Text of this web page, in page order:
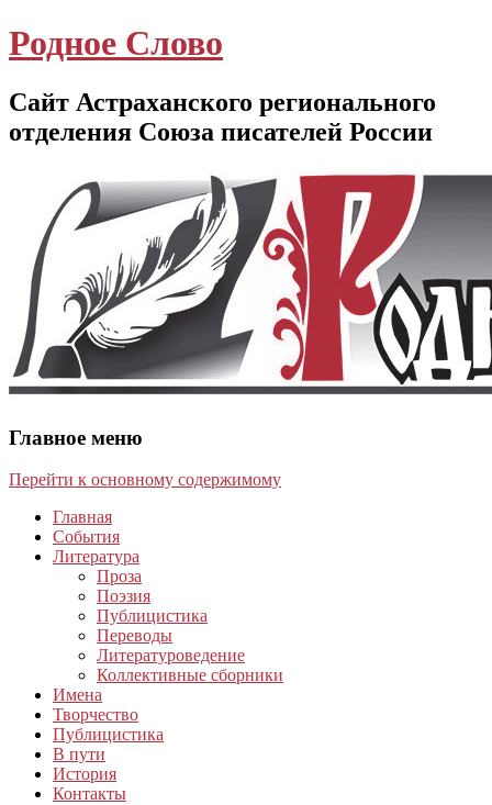
Родное Слово
Сайт Астраханского регионального
отделения Союза писателей России
Главное меню
Перейти к основному содержимому
Главная
События
Литература
Проза
Поэзия
Публицистика
Переводы
Литературоведение
Коллективные сборники
Имена
Творчество
Публицистика
В пути
История
Контакты